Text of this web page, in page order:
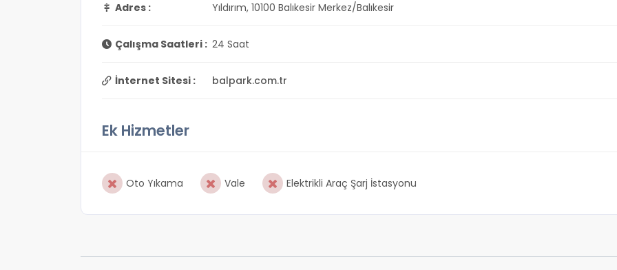
Adres : Yıldırım, 10100 Balıkesir Merkez/Balıkesir
Çalışma Saatleri : 24 Saat
İnternet Sitesi : balpark.com.tr
Ek Hizmetler
Oto Yıkama Vale Elektrikli Araç Şarj İstasyonu